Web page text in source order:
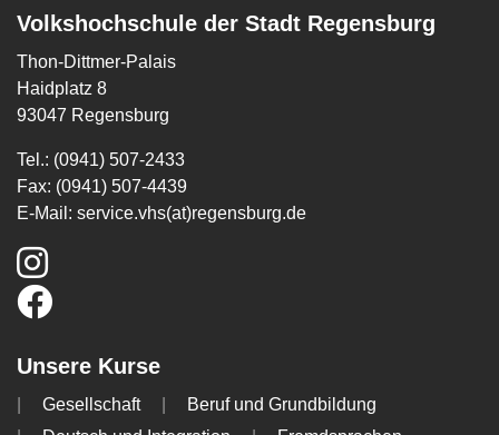
Volkshochschule der Stadt Regensburg
Thon-Dittmer-Palais
Haidplatz 8
93047 Regensburg
Tel.: (0941) 507-2433
Fax: (0941) 507-4439
E-Mail: service.vhs(at)regensburg.de
Unsere Kurse
Gesellschaft
Beruf und Grundbildung